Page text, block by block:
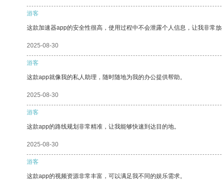
游客
这款加速器app的安全性很高，使用过程中不会泄露个人信息，让我非常
2025-08-30
游客
这款app就像我的私人助理，随时随地为我的办公提供帮助。
2025-08-30
游客
这款app的路线规划非常精准，让我能够快速到达目的地。
2025-08-30
游客
这款app的视频资源非常丰富，可以满足我不同的娱乐需求。